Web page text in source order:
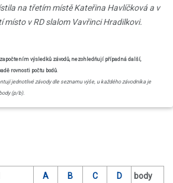
na třetím místě Kateřina Havlíčková a v
místo v RD slalom Vavřinci Hradilkovi.
výsledků závodů, nezohledňují případná další,
rovnosti počtu bodů.
jednotlivé závody dle seznamu výše, u každého závodníka je
(p/b).
A
B
C
D
body